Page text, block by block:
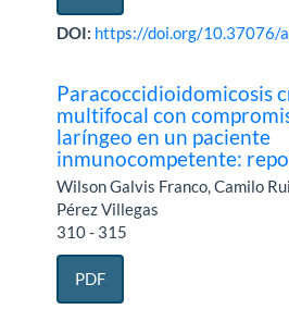
DOI: https://doi.org/10.37076/
Paracoccidioidomicosis
multifocal con
laríngeo en un paciente
inmunocompetente:
Wilson Galvis Franco, Camilo
Pérez Villegas
310 - 315
PDF